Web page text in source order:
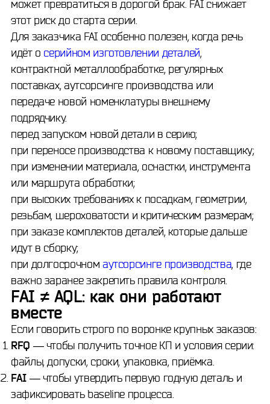
может превратиться в дорогой брак. FAI снижает
этот риск до старта серии.
Для заказчика FAI особенно полезен, когда речь
идёт о серийном изготовлении деталей,
контрактной металлообработке, регулярных
поставках, аутсорсинге производства или
передаче новой номенклатуры внешнему
подрядчику.
перед запуском новой детали в серию;
при переносе производства к новому поставщику;
при изменении материала, оснастки, инструмента
или маршрута обработки;
при высоких требованиях к посадкам, геометрии,
резьбам, шероховатости и критическим размерам;
при заказе комплектов деталей, которые дальше
идут в сборку;
при долгосрочном аутсорсинге производства, где
важно заранее закрепить правила контроля.
FAI ≠ AQL: как они работают
вместе
Если говорить строго по воронке крупных заказов:
RFQ — чтобы получить точное КП и условия серии:
файлы, допуски, сроки, упаковка, приёмка.
FAI— чтобы утвердить первую годную деталь и
зафиксировать baseline процесса.